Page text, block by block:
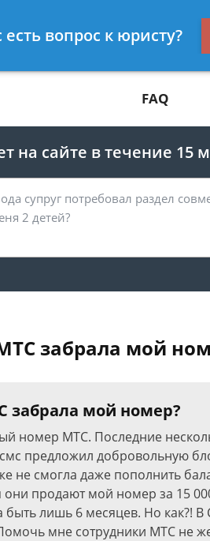
FAQ
на сайте в течение 15
забрала мой
забрала мой номер?
номер MTC. Последние
предложил добровольную
не смогла даже пополнить
они продают мой номер за 15
быть лишь 6 месяцев. Но как?!
мне сотрудники MTC не
есть вопрос к юристу?